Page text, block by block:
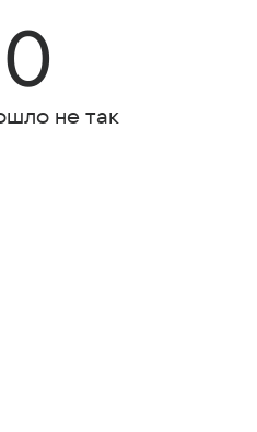
не так